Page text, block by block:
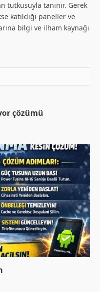
tutkusuyla tanınır. Gerek
katıldığı paneller ve
bilgi ve ilham kaynağı
çözümü